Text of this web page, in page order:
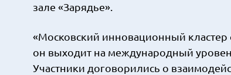
зале «Зарядье».
«Московский инновационный кластер
он выходит на международный
Участники договорились о